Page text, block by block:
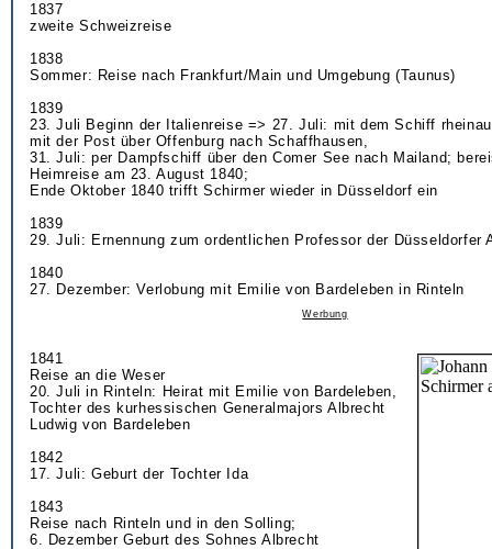
1837
zweite Schweizreise
1838
Sommer: Reise nach Frankfurt/Main und Umgebung (Taunus)
1839
23. Juli Beginn der Italienreise => 27. Juli: mit dem Schiff
mit der Post über Offenburg nach Schaffhausen,
31. Juli: per Dampfschiff über den Comer See nach Mailand;
Heimreise am 23. August 1840;
Ende Oktober 1840 trifft Schirmer wieder in Düsseldorf ein
1839
29. Juli: Ernennung zum ordentlichen Professor der Düsseldorfer
1840
27. Dezember: Verlobung mit Emilie von Bardeleben in Rinteln
Werbung
1841
Reise an die Weser
20. Juli in Rinteln: Heirat mit Emilie von Bardeleben,
Tochter des kurhessischen Generalmajors Albrecht
Ludwig von Bardeleben
1842
17. Juli: Geburt der Tochter Ida
1843
Reise nach Rinteln und in den Solling;
6. Dezember Geburt des Sohnes Albrecht